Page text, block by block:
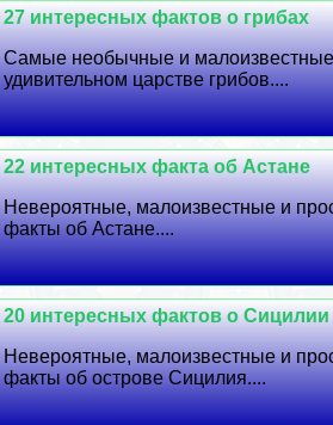
27 интересных фактов о грибах
Самые необычные и
удивительном царстве грибов....
22 интересных факта об Астане
Невероятные, малоизвестные и
факты об Астане....
20 интересных фактов о Сицилии
Невероятные, малоизвестные и
факты об острове Сицилия....